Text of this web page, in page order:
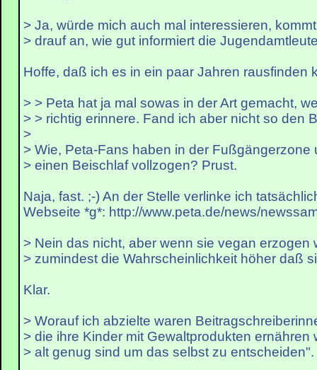
> Ja, würde mich auch mal interessieren,
> drauf an, wie gut informiert die
Hoffe, daß ich es in ein paar Jahren rausfinden
> > Peta hat ja mal sowas in der Art gemacht,
> > richtig erinnere. Fand ich aber nicht so den
>
> Wie, Peta-Fans haben in der Fußgängerzone
> einen Beischlaf vollzogen? Prust.
Naja, fast. ;-) An der Stelle verlinke ich
Webseite *g*: http://www.peta.de/news/
> Nein das nicht, aber wenn sie vegan erzogen
> zumindest die Wahrscheinlichkeit höher daß
Klar.
> Worauf ich abzielte waren
> die ihre Kinder mit Gewaltprodukten ernähren
> alt genug sind um das selbst zu entscheiden".